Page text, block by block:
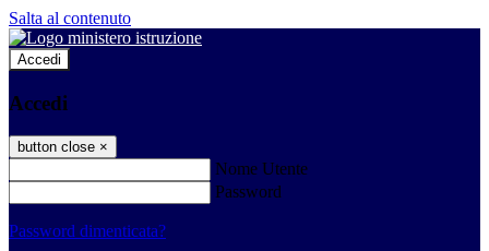
Salta al contenuto
Accedi
Accedi
button close ×
Nome Utente
Password
Password dimenticata?